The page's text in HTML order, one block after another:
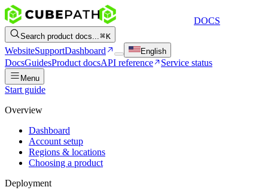
DOCS
Search product docs... K
WebsiteSupportDashboard English
DocsGuidesProduct docsAPI reference Service status
Menu
Start guide
Overview
Dashboard
Account setup
Regions & locations
Choosing a product
Deployment